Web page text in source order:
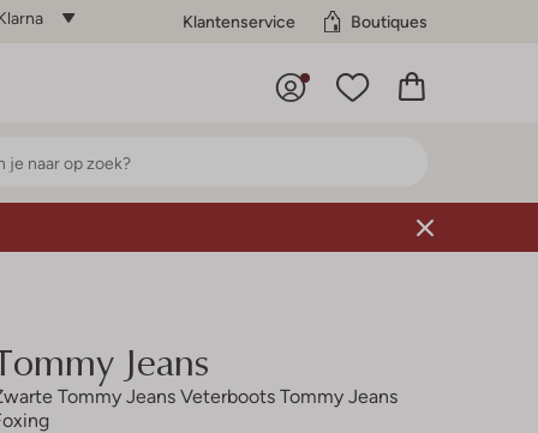
Klantenservice Boutiques
Jeans
Tommy Jeans Veterboots Tommy Jeans